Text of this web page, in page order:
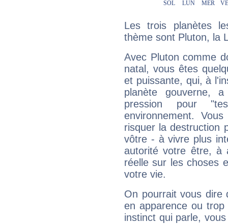
Les trois planètes
thème sont Pluton, la
Avec Pluton comme
natal, vous êtes
et puissante, qui, à
planète gouverne,
pression pour
environnement.
risquer la destruction
vôtre - à vivre plus
autorité votre être, à
réelle sur les choses
votre vie.
On pourrait vous dire
en apparence ou
instinct qui parle,